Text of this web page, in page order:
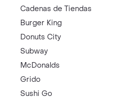
Cadenas de Tiendas
Burger King
Donuts City
Subway
McDonalds
Grido
Sushi Go